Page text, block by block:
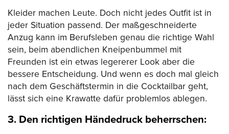
Kleider machen Leute. Doch nicht jedes Outfit ist in
jeder Situation passend. Der maßgeschneiderte
Anzug kann im Berufsleben genau die richtige Wahl
sein, beim abendlichen Kneipenbummel mit
Freunden ist ein etwas legererer Look aber die
bessere Entscheidung. Und wenn es doch mal gleich
nach dem Geschäftstermin in die Cocktailbar geht,
lässt sich eine Krawatte dafür problemlos ablegen.
3. Den richtigen Händedruck beherrschen: